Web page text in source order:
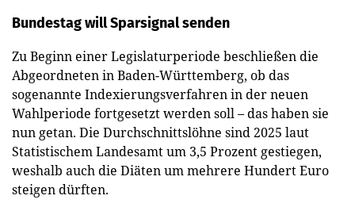
Bundestag will Sparsignal senden
Zu Beginn einer Legislaturperiode beschließen die
Abgeordneten in Baden-Württemberg, ob das
sogenannte Indexierungsverfahren in der neuen
Wahlperiode fortgesetzt werden soll – das haben sie
nun getan. Die Durchschnittslöhne sind 2025 laut
Statistischem Landesamt um 3,5 Prozent gestiegen,
weshalb auch die Diäten um mehrere Hundert Euro
steigen dürften.